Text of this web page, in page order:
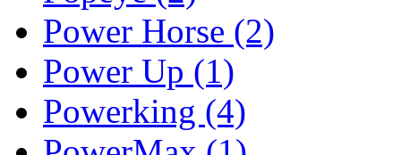
Power Horse (2)
Power Up (1)
Powerking (4)